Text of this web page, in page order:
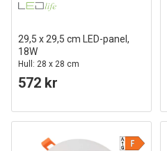
29,5 x 29,5 cm LED-panel,
18W
Hull: 28 x 28 cm
572 kr